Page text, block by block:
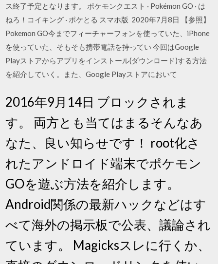
ス終了予定となります。 ポケモンクエスト · Pokémon GO · は
ねろ！コイキング · ポケとる スマホ版 2020年7月8日 【参照】
Pokemon GO今までフィーチャーフォンを使っていた、iPhone
を使っていた、そもそも携帯電話を持ってい 今回はGoogle
Playストアからアプリをインストール(ダウンロード)する方法
を紹介していく。また、Google Playストアにおいて
2016年9月14日 ブロックされま
す。 両方とも当てはまるそんなあ
なた、良い知らせです！ root化さ
れたアンドロイド端末でポケモン
GOを遊ぶ方法を紹介します。
Android関係の最新ハックなどはす
べて海外の掲示板で公表、議論され
ています。 Magicksスレに行くか、